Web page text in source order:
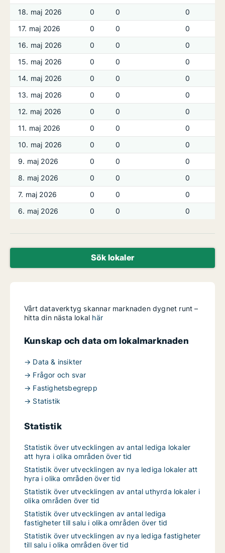
18. maj 2026
0 0
0
17. maj 2026
0 0
0
16. maj 2026
0 0
0
15. maj 2026
0 0
0
14. maj 2026
0 0
0
13. maj 2026
0 0
0
12. maj 2026
0 0
0
11. maj 2026
0 0
0
10. maj 2026
0 0
0
9. maj 2026
0 0
0
8. maj 2026
0 0
0
7. maj 2026
0 0
0
6. maj 2026
0 0 0
Sök lokaler
Vårt dataverktyg skannar marknaden dygnet runt –
hitta din nästa lokal här
Kunskap och data om lokalmarknaden
→ Data & insikter
→ Frågor och svar
→ Fastighetsbegrepp
→ Statistik
Statistik
Statistik över utvecklingen av antal lediga lokaler
att hyra i olika områden över tid
Statistik över utvecklingen av nya lediga lokaler att
hyra i olika områden över tid
Statistik över utvecklingen av antal uthyrda lokaler i
olika områden över tid
Statistik över utvecklingen av antal lediga
fastigheter till salu i olika områden över tid
Statistik över utvecklingen av nya lediga fastigheter
till salu i olika områden över tid